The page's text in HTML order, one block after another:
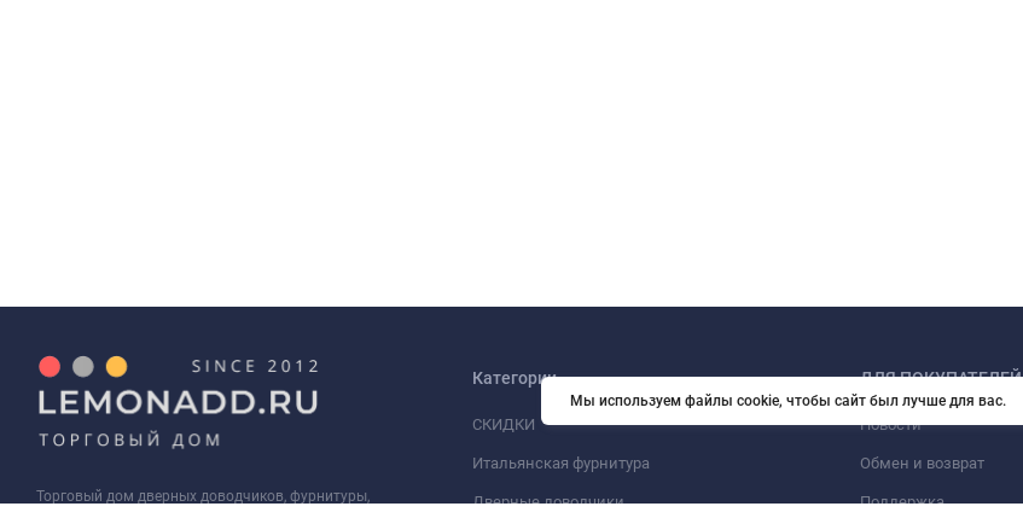
Торговый дом дверных доводчиков, фурнитуры,
Категории
СКИДКИ
Итальянская фурнитура
Дверные доводчики
ДЛЯ ПОКУПАТЕЛЕЙ
Новости
Обмен и возврат
Поддержка
Мы используем файлы cookie, чтобы сайт был лучше для вас.